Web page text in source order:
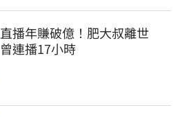
直播年賺破億！肥大叔離世
曾連播17小時